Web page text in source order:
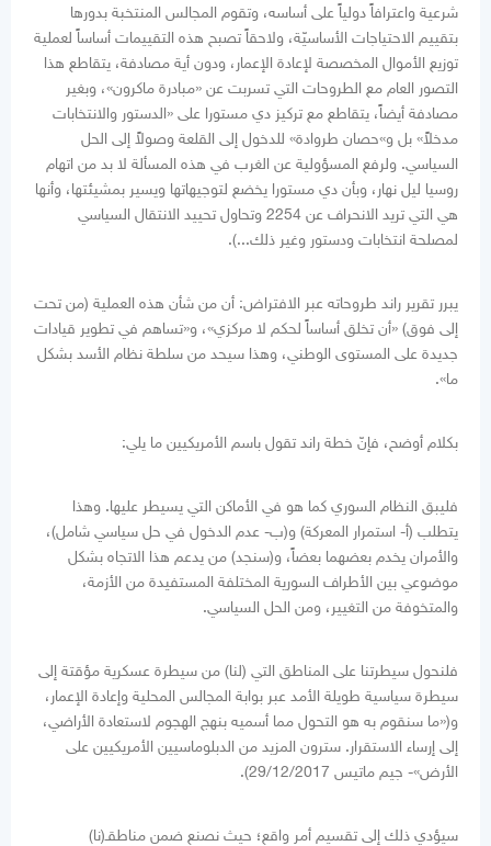
شرعية واعترافاً دولياً على أساسه، وتقوم المجالس المنتخبة بدورها
بتقييم الاحتياجات الأساسيّة، ولاحقاً تصبح هذه التقييمات أساساً لعملية
توزيع الأموال المخصصة لإعادة الإعمار، ودون أية مصادفة، يتقاطع هذا
التصور العام مع الطروحات التي تسربت عن «مبادرة ماكرون»، وبغير
مصادفة أيضاً، يتقاطع مع تركيز دي مستورا على «الدستور والانتخابات
مدخلاً» بل و»حصان طروادة» للدخول إلى القلعة وصولاً إلى الحل
السياسي. ولرفع المسؤولية عن الغرب في هذه المسألة لا بد من اتهام
روسيا ليل نهار، وبأن دي مستورا يخضع لتوجيهاتها ويسير بمشيئتها، وأنها
هي التي تريد الانحراف عن 2254 وتحاول تحييد الانتقال السياسي
لمصلحة انتخابات ودستور وغير ذلك...).
يبرر تقرير راند طروحاته عبر الافتراض: أن من شأن هذه العملية (من تحت
إلى فوق) «أن تخلق أساساً لحكم لا مركزي»، و«تساهم في تطوير قيادات
جديدة على المستوى الوطني، وهذا سيحد من سلطة نظام الأسد بشكل
ما».
بكلام أوضح، فإنّ خطة راند تقول باسم الأمريكيين ما يلي:
فليبق النظام السوري كما هو في الأماكن التي يسيطر عليها. وهذا
يتطلب (أ- استمرار المعركة) و(ب- عدم الدخول في حل سياسي شامل)،
والأمران يخدم بعضهما بعضاً، و(سنجد) من يدعم هذا الاتجاه بشكل
موضوعي بين الأطراف السورية المختلفة المستفيدة من الأزمة،
والمتخوفة من التغيير، ومن الحل السياسي.
فلنحول سيطرتنا على المناطق التي (لنا) من سيطرة عسكرية مؤقتة إلى
سيطرة سياسية طويلة الأمد عبر بوابة المجالس المحلية وإعادة الإعمار،
و(«ما سنقوم به هو التحول مما أسميه بنهج الهجوم لاستعادة الأراضي،
إلى إرساء الاستقرار. سترون المزيد من الدبلوماسيين الأمريكيين على
الأرض»- جيم ماتيس 29/12/2017).
سيؤدي ذلك إلى تقسيم أمر واقع؛ حيث نصنع ضمن مناطقـ(نا)